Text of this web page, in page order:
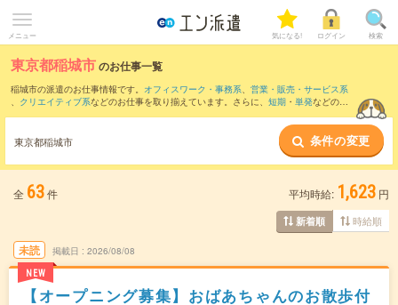
メニュー 気になる! ログイン 検索
東京都稲城市のお仕事一覧
稲城市の派遣のお仕事情報です。 オフィスワーク・事務系、 営業・販売・サービス系
、 クリエイティブ系などのお仕事を取り揃えています。さらに、 短期 ・ 単発などの期
また、府中市・
など隣接エリアのお仕事もご確認い
ただけます。
東京都稲城市 条件の変更
全 63件 平均時給: 1,623 円
新着順 時給順
未読
NEW
掲載日 2026/08/08
【オープニング募集】おばあちゃんのお散歩付